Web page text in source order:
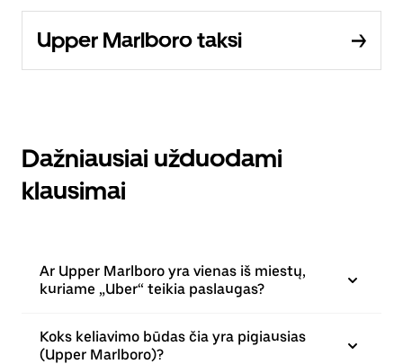
Upper Marlboro taksi
Dažniausiai užduodami
klausimai
Ar Upper Marlboro yra vienas iš miestų,
kuriame „Uber“ teikia paslaugas?
Koks keliavimo būdas čia yra pigiausias
(Upper Marlboro)?